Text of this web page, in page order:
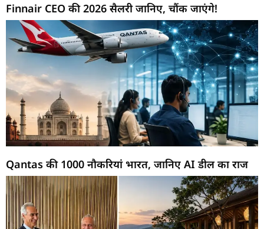
Finnair CEO की 2026 सैलरी जानिए, चौंक जाएंगे!
Qantas की 1000 नौकरियां भारत, जानिए AI डील का राज